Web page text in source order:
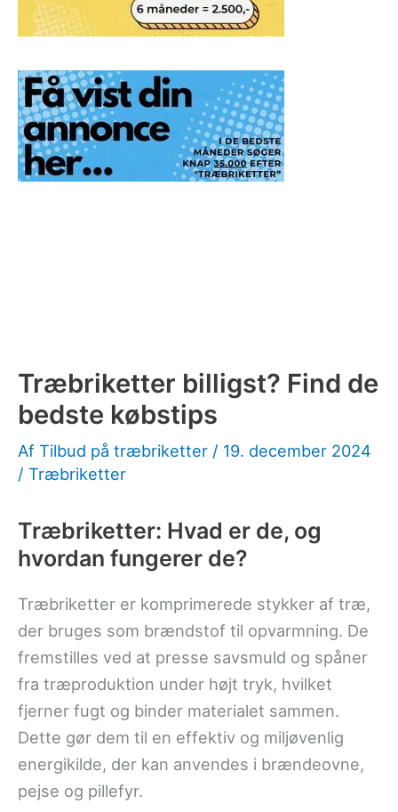
Træbriketter billigst? Find de
bedste købstips
Af Tilbud på træbriketter / 19. december 2024
/ Træbriketter
Træbriketter: Hvad er de, og
hvordan fungerer de?
Træbriketter er komprimerede stykker af træ,
der bruges som brændstof til opvarmning. De
fremstilles ved at presse savsmuld og spåner
fra træproduktion under højt tryk, hvilket
fjerner fugt og binder materialet sammen.
Dette gør dem til en effektiv og miljøvenlig
energikilde, der kan anvendes i brændeovne,
pejse og pillefyr.